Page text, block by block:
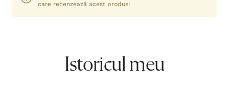
care recenzează acest produs!
Istoricul meu